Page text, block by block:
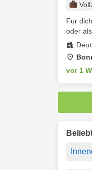
Für
oder
vor 1